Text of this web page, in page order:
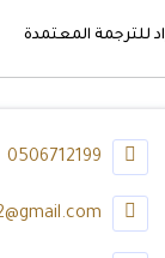
للترجمة المعتمدة